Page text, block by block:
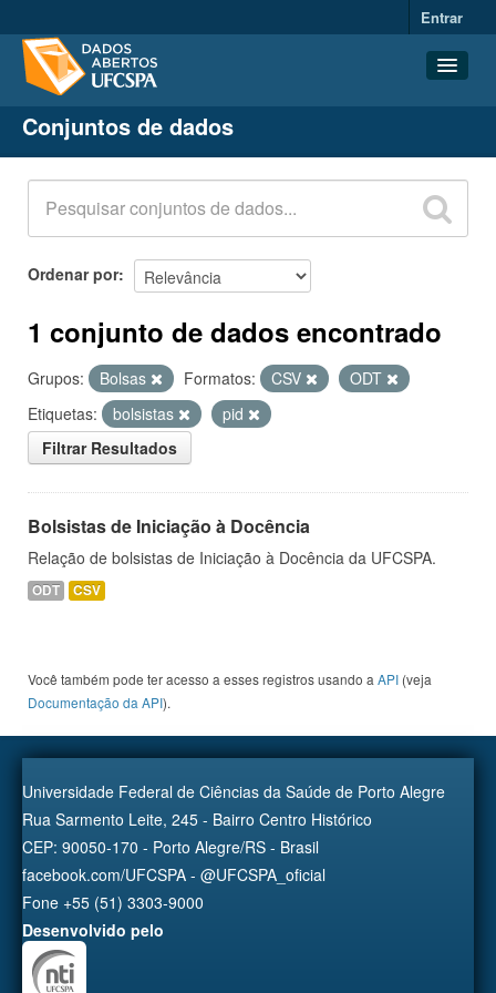
Entrar
Conjuntos de dados
Organizações
Grupos
Sobre
Conjuntos de dados
Ordenar por
1 conjunto de dados encontrado
Grupos: Bolsas Formatos: CSV
ODT
Etiquetas:
bolsistas
pid
Filtrar Resultados
Bolsistas de Iniciação à Docência
Relação de bolsistas de Iniciação à Docência da UFCSPA.
ODT CSV
Você também pode ter acesso a esses registros usando a API (veja
Documentação da API).
Universidade Federal de Ciências da Saúde de Porto Alegre
Rua Sarmento Leite, 245 - Bairro Centro Histórico
CEP: 90050-170 - Porto Alegre/RS - Brasil
facebook.com/UFCSPA - @UFCSPA_oficial
Fone +55 (51) 3303-9000
Desenvolvido pelo